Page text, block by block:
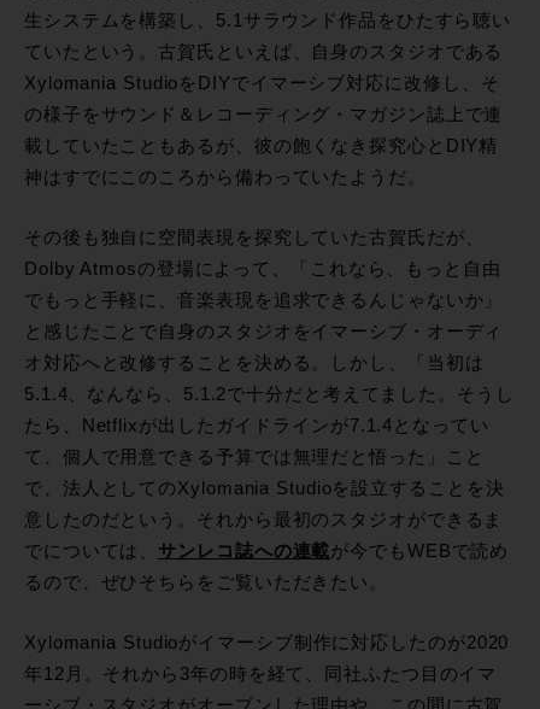
生システムを構築し、5.1サラウンド作品をひたすら聴い
ていたという。古賀氏といえば、自身のスタジオである
Xylomania StudioをDIYでイマーシブ対応に改修し、そ
の様子をサウンド＆レコーディング・マガジン誌上で連
載していたこともあるが、彼の飽くなき探究心とDIY精
神はすでにこのころから備わっていたようだ。
その後も独自に空間表現を探究していた古賀氏だが、
Dolby Atmosの登場によって、「これなら、もっと自由
でもっと手軽に、音楽表現を追求できるんじゃないか」
と感じたことで自身のスタジオをイマーシブ・オーディ
オ対応へと改修することを決める。しかし、「当初は
5.1.4、なんなら、5.1.2で十分だと考えてました。そうし
たら、Netflixが出したガイドラインが7.1.4となってい
て、個人で用意できる予算では無理だと悟った」こと
で、法人としてのXylomania Studioを設立することを決
意したのだという。それから最初のスタジオができるま
でについては、 サンレコ誌への連載が今でもWEBで読め
るので、ぜひそちらをご覧いただきたい。
Xylomania Studioがイマーシブ制作に対応したのが2020
年12月。それから3年の時を経て、同社ふたつ目のイマ